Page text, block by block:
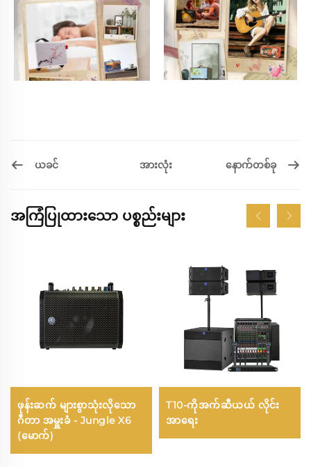
ယခင် အားလုံး နောက်တစ်ခု
အကြံပြုထားသော ပစ္စည်းများ
ဖုန်းဆက် များစွာသုံးလိုသော
ဂီတာ အမှူးခံ - Jungle X6
(မောက်)
T10-ကိုအက်ဆီယယ် လိုင်း
အာရေး